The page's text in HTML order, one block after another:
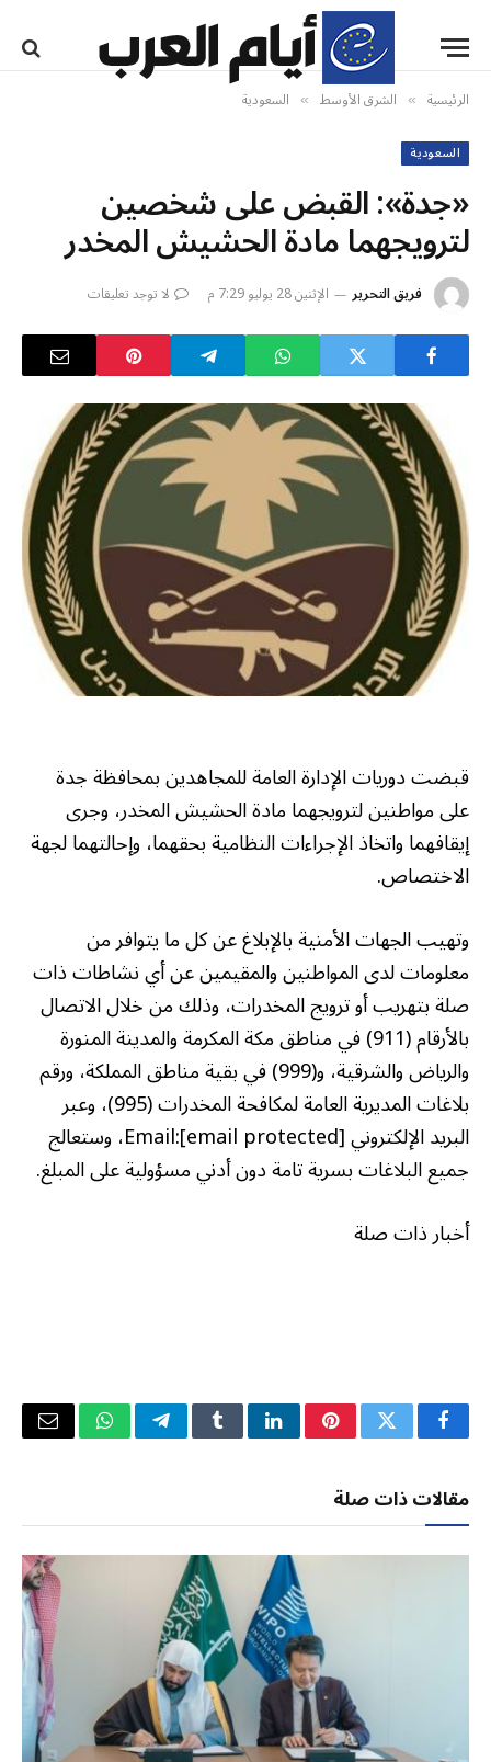
الرئيسية » الشرق الأوسط » السعودية
السعودية
«جدة»: القبض على شخصين
لترويجهما مادة الحشيش المخدر
فريق التحرير الإثنين 28 يوليو 7:29 م لا توجد تعليقات
قبضت دوريات الإدارة العامة للمجاهدين بمحافظة جدة
على مواطنين لترويجهما مادة الحشيش المخدر، وجرى
إيقافهما واتخاذ الإجراءات النظامية بحقهما، وإحالتهما لجهة
الاختصاص.
وتهيب الجهات الأمنية بالإبلاغ عن كل ما يتوافر من
معلومات لدى المواطنين والمقيمين عن أي نشاطات ذات
صلة بتهريب أو ترويج المخدرات، وذلك من خلال الاتصال
بالأرقام (911) في مناطق مكة المكرمة والمدينة المنورة
والرياض والشرقية، و(999) في بقية مناطق المملكة، ورقم
بلاغات المديرية العامة لمكافحة المخدرات (995)، وعبر
البريد الإلكتروني Email:[email protected]، وستعالج
جميع البلاغات بسرية تامة دون أدني مسؤولية على المبلغ.
أخبار ذات صلة
فيسبوكتويتر بينتيريستلينكدإنTumblrتيلقرامواتسابالبريد
مقالات ذات صلة